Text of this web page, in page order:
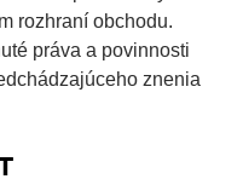
rozhraní obchodu.
práva a povinnosti
znenia